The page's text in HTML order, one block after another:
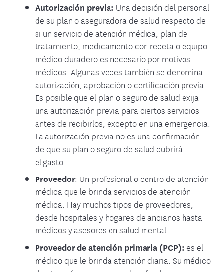
Autorización previa: Una decisión del personal
de su plan o aseguradora de salud respecto de
si un servicio de atención médica, plan de
tratamiento, medicamento con receta o equipo
médico duradero es necesario por motivos
médicos. Algunas veces también se denomina
autorización, aprobación o certificación previa.
Es posible que el plan o seguro de salud exija
una autorización previa para ciertos servicios
antes de recibirlos, excepto en una emergencia.
La autorización previa no es una confirmación
de que su plan o seguro de salud cubrirá
el gasto.
Proveedor: Un profesional o centro de atención
médica que le brinda servicios de atención
médica. Hay muchos tipos de proveedores,
desde hospitales y hogares de ancianos hasta
médicos y asesores en salud mental.
Proveedor de atención primaria (PCP): es el
médico que le brinda atención diaria. Su médico